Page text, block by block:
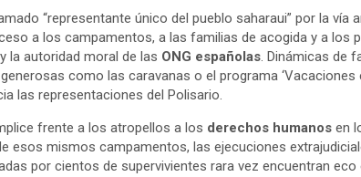
“representante único del pueblo saharaui” por la vía
a los campamentos, a las familias de acogida y a los
la autoridad moral de las ONG españolas . Dinámicas de
como las caravanas o el programa ‘Vacaciones
las representaciones del Polisario.
frente a los atropellos a los derechos humanos en
esos mismos campamentos, las ejecuciones
por cientos de supervivientes rara vez encuentran